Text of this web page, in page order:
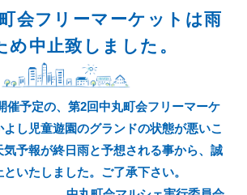
項
会フリーマーケットは雨
め中止致しました。
催予定の、第2回中丸町会フリーマーケ
よし児童遊園のグランドの状態が悪いこ
気予報が終日雨と予想される事から、誠
いたしました。ご了承下さい。